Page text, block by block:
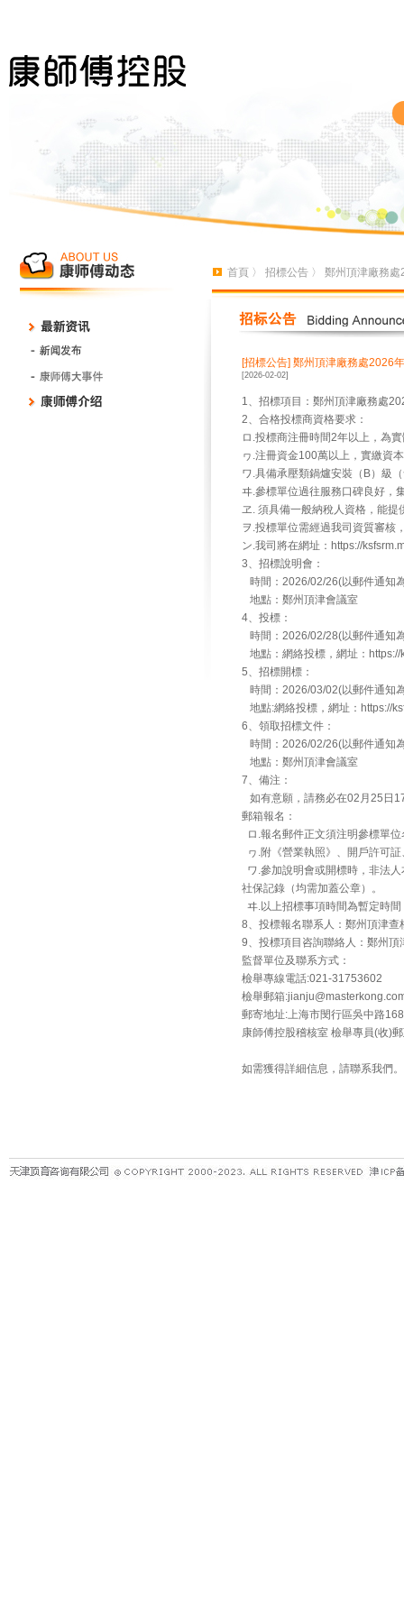
首頁 〉 招標公告 〉 鄭州頂津廠務
[招標公告] 鄭州頂津廠務處2026
[2026-02-02]
1、招標項目：鄭州頂津廠務處
2、合格投標商資格要求：
ロ.投標商注冊時間2年以上，為
ヮ.注冊資金100萬以上，實繳資
ワ.具備承壓類鍋爐安裝（B）級
ヰ.參標單位過往服務口碑良好，
ヱ. 須具備一般納稅人資格，能提
ヲ.投標單位需經過我司資質審核
ン.我司將在網址：https://
3、招標說明會：
時間：2026/02/26(以郵件通知
地點：鄭州頂津會議室
4、投標：
時間：2026/02/28(以郵件通知
地點：網絡投標，網址：
5、招標開標：
時間：2026/03/02(以郵件通知
地點:網絡投標，網址：https://
6、領取招標文件：
時間：2026/02/26(以郵件通知
地點：鄭州頂津會議室
7、備注：
如有意願，請務必在02月25日
郵箱報名：
ロ.報名郵件正文須注明參標單
ヮ.附《營業執照》、開戶許可
ワ.參加說明會或開標時，非法
社保記錄（均需加蓋公章）。
ヰ.以上招標事項時間為暫定時
8、投標報名聯系人：鄭州頂津查
9、投標項目咨詢聯絡人：鄭州
監督單位及聯系方式：
檢舉專線電話:021-31753602
檢舉郵箱
郵寄地址:上海市閔行區吳中路
康師傅控股稽核室 檢舉專員(收)
如需獲得詳細信息，請聯系我們。